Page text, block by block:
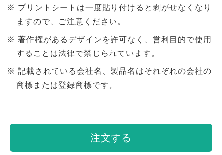
プリントシートは一度貼り付けると剥がせなくなり
ますので、ご注意ください。
著作権があるデザインを許可なく、営利目的で使用
することは法律で禁じられています。
記載されている会社名、製品名はそれぞれの会社の
商標または登録商標です。
注文する